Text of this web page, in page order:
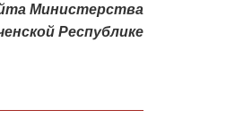
Министерства
Республике